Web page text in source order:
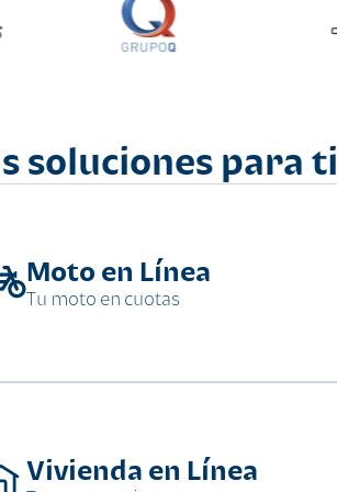
soluciones para ti
Moto en Línea
Tu moto en cuotas
Vivienda en Línea